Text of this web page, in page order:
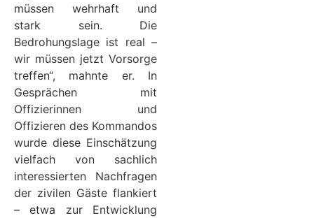
müssen wehrhaft und
stark sein. Die
Bedrohungslage ist real –
wir müssen jetzt Vorsorge
treffen“, mahnte er. In
Gesprächen mit
Offizierinnen und
Offizieren des Kommandos
wurde diese Einschätzung
vielfach von sachlich
interessierten Nachfragen
der zivilen Gäste flankiert
– etwa zur Entwicklung